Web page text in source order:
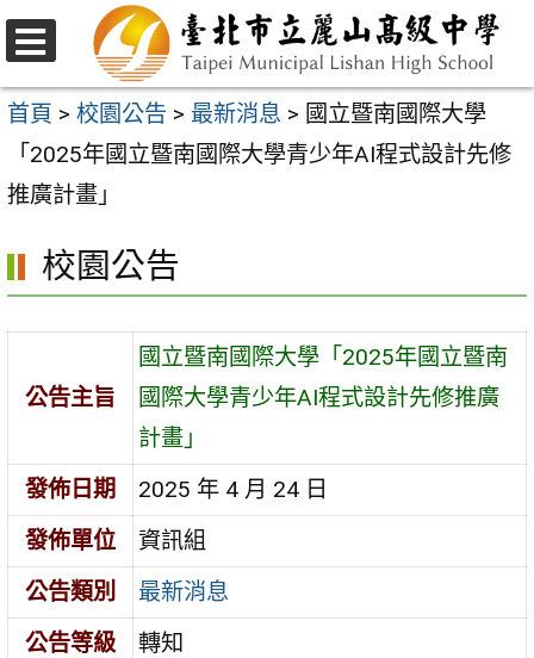
跳
至
主
內
區
選
單
首頁 > 校園公告 > 最新消息 > 國立暨南國際大學
「2025年國立暨南國際大學青少年AI程式設計先修
推廣計畫」
校園公告
公告主旨
國立暨南國際大學「2025年國立暨南
國際大學青少年AI程式設計先修推廣
計畫」
發佈日期
2025 年 4 月 24 日
發佈單位
資訊組
公告類別
最新消息
公告等級
轉知